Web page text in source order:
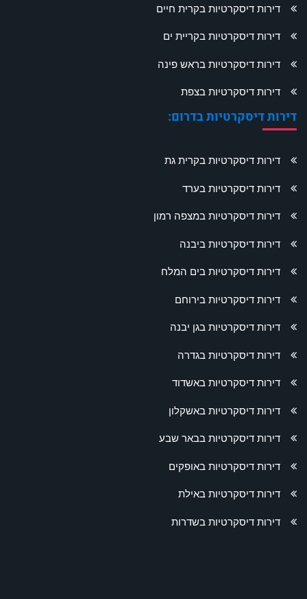
דירות דיסקרטיות בקרית חיים
דירות דיסקרטיות בקריית ים
דירות דיסקרטיות בראש פינה
דירות דיסקרטיות בצפת
דירות דיסקרטיות בדרום:
דירות דיסקרטיות בקרית גת
דירות דיסקרטיות בערד
דירות דיסקרטיות במצפה רמון
דירות דיסקרטיות ביבנה
דירות דיסקרטיות בים המלח
דירות דיסקרטיות בירוחם
דירות דיסקרטיות בגן יבנה
דירות דיסקרטיות בגדרה
דירות דיסקרטיות באשדוד
דירות דיסקרטיות באשקלון
דירות דיסקרטיות בבאר שבע
דירות דיסקרטיות באופקים
דירות דיסקרטיות באילת
דירות דיסקרטיות בשדרות